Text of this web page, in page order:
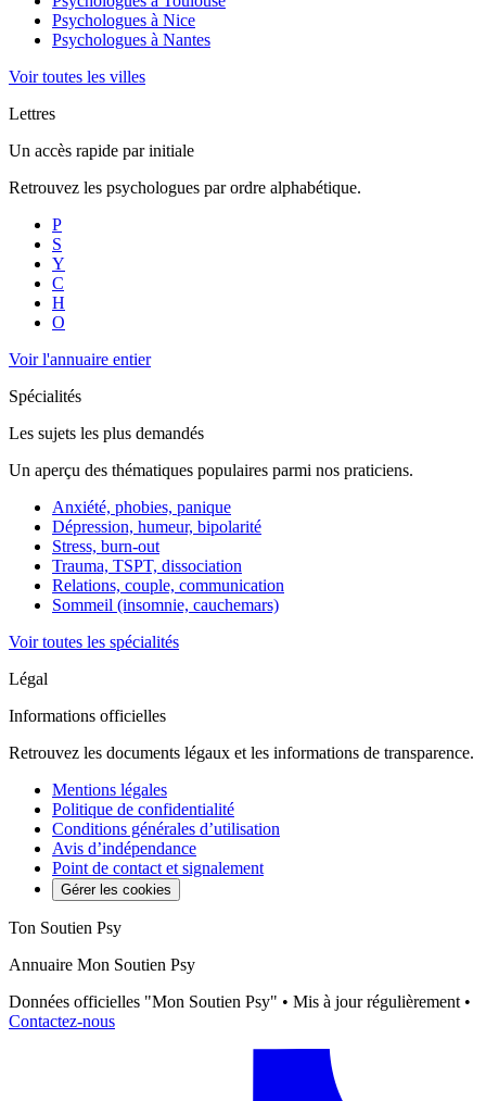
Psychologues à Nice
Psychologues à Nantes
Voir toutes les villes
Lettres
Un accès rapide par initiale
Retrouvez les psychologues par ordre alphabétique.
P
S
Y
C
H
O
Voir l'annuaire entier
Spécialités
Les sujets les plus demandés
Un aperçu des thématiques populaires parmi nos praticiens.
Anxiété, phobies, panique
Dépression, humeur, bipolarité
Stress, burn-out
Trauma, TSPT, dissociation
Relations, couple, communication
Sommeil (insomnie, cauchemars)
Voir toutes les spécialités
Légal
Informations officielles
Retrouvez les documents légaux et les informations de transparence.
Mentions légales
Politique de confidentialité
Conditions générales d’utilisation
Avis d’indépendance
Point de contact et signalement
Gérer les cookies
Ton Soutien Psy
Annuaire Mon Soutien Psy
Données officielles "Mon Soutien Psy" • Mis à jour régulièrement •
Contactez-nous